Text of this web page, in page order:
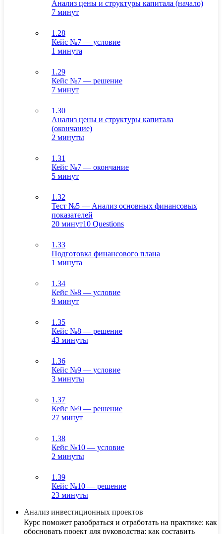
Анализ цены и структуры капитала (начало)
7 минут
1.28
Кейс №7 — условие
1 минута
1.29
Кейс №7 — решение
7 минут
1.30
Анализ цены и структуры капитала
(окончание)
2 минуты
1.31
Кейс №7 — окончание
5 минут
1.32
Тест №5 — Анализ основных финансовых
показателей
20 минут10 Questions
1.33
Подготовка финансового плана
1 минута
1.34
Кейс №8 — условие
9 минут
1.35
Кейс №8 — решение
43 минуты
1.36
Кейс №9 — условие
3 минуты
1.37
Кейс №9 — решение
27 минут
1.38
Кейс №10 — условие
2 минуты
1.39
Кейс №10 — решение
23 минуты
Анализ инвестиционных проектов
Курс поможет разобраться и отработать на практике: как
обосновать проект для руководства; как составить